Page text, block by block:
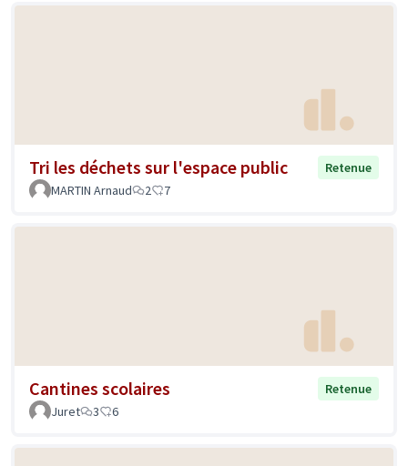
Tri les déchets sur l'espace public
Retenue
MARTIN Arnaud
2 7
Cantines scolaires
Retenue
Juret
3 6